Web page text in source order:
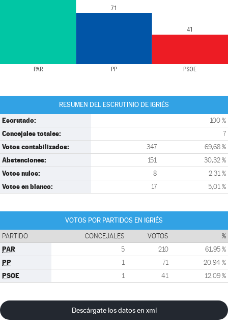
PAR PP PSOE
71
41
RESUMEN DEL ESCRUTINIO DE IGRIÉS
Escrutado: 100 %
Concejales totales: 7
Votos contabilizados: 347 69,68 %
Abstenciones: 151 30,32 %
Votos nulos: 8 2,31 %
Votos en blanco: 17 5,01 %
VOTOS POR PARTIDOS EN IGRIÉS
PARTIDO CONCEJALES VOTOS %
PAR 5 210 61,95 %
PP 1 71 20,94 %
PSOE 1 41 12,09 %
Descárgate los datos en xml